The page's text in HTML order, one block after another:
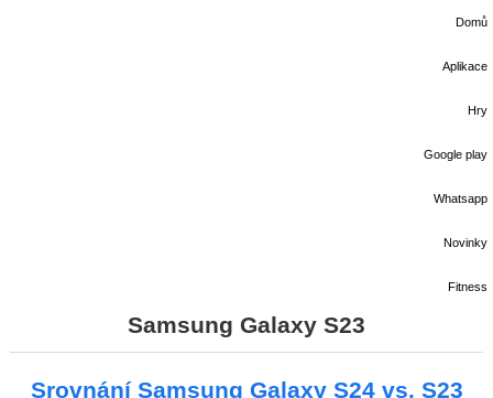
Domů
Aplikace
Hry
Google play
Whatsapp
Novinky
Fitness
Samsung Galaxy S23
Srovnání Samsung Galaxy S24 vs. S23